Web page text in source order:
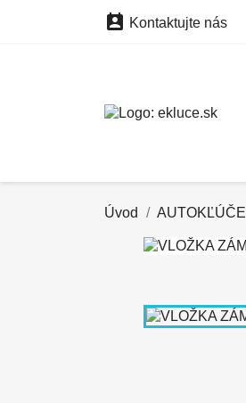
 Kontaktujte nás
Úvod AUTOKĽÚČE